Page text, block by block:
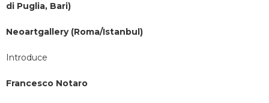
di Puglia, Bari)
Neoartgallery (Roma/Istanbul)
Introduce
Francesco Notaro